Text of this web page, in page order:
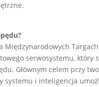
serwosystemu, który
Głównym celem przy
systemu i inteligencja